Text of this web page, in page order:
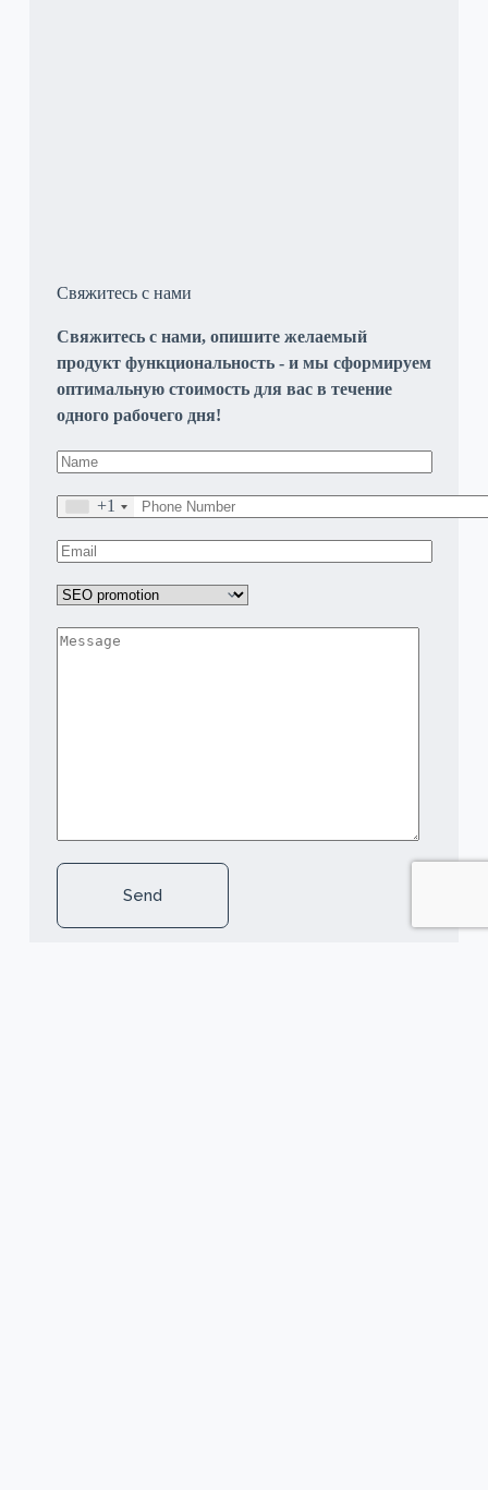
Свяжитесь с нами
Свяжитесь с нами, опишите желаемый
продукт функциональность - и мы сформируем
оптимальную стоимость для вас в течение
одного рабочего дня!
+1